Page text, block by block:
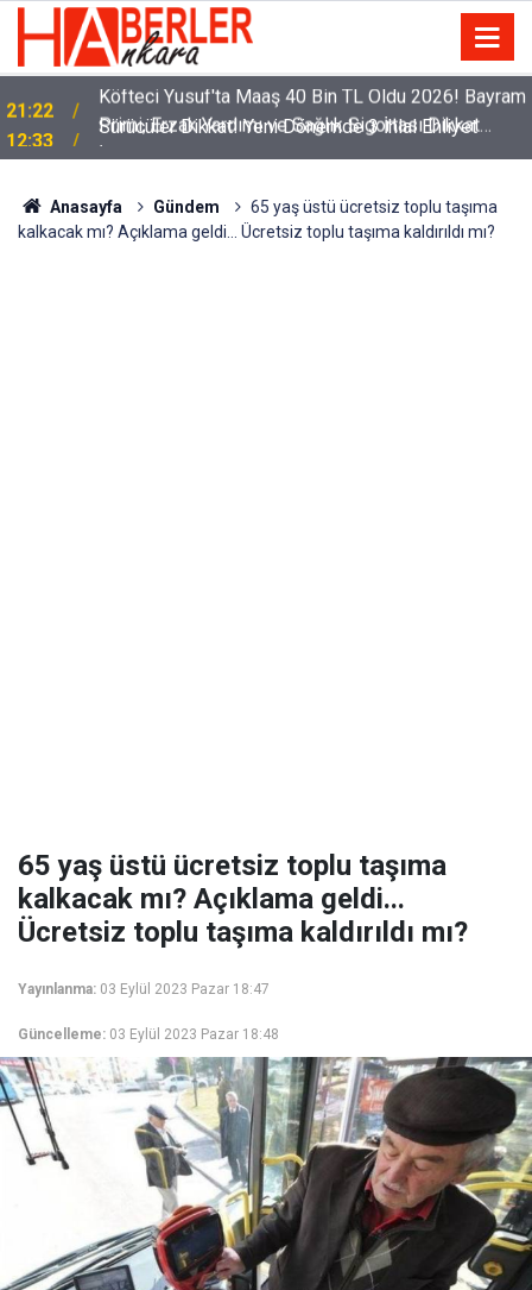
12:33
Sürücüler Dikkat! Yeni Dönemde 3 İhlal Ehliyet
İptaline Neden Olacak
Anasayfa Gündem
65 yaş üstü ücretsiz toplu taşıma
kalkacak mı? Açıklama geldi... Ücretsiz toplu taşıma kaldırıldı mı?
65 yaş üstü ücretsiz toplu taşıma
kalkacak mı? Açıklama geldi...
Ücretsiz toplu taşıma kaldırıldı mı?
Yayınlanma: 03 Eylül 2023 Pazar 18:47
Güncelleme: 03 Eylül 2023 Pazar 18:48